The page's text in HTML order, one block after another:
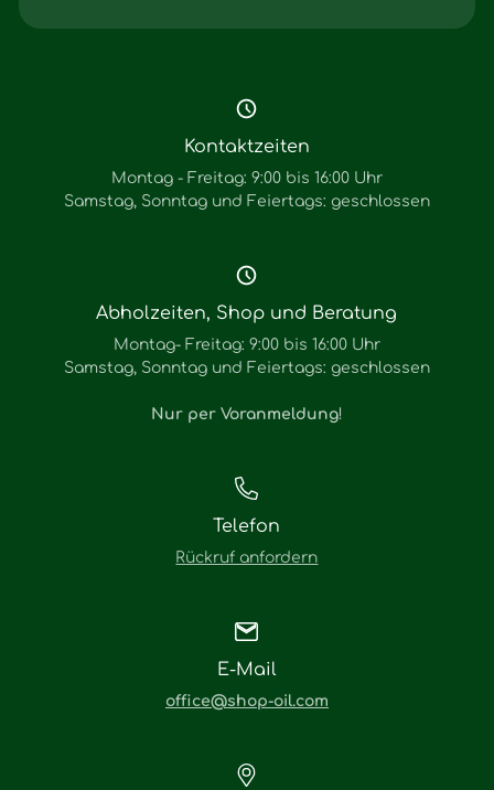
Kontaktzeiten
Montag - Freitag: 9:00 bis 16:00 Uhr
Samstag, Sonntag und Feiertags: geschlossen
Abholzeiten, Shop und Beratung
Montag- Freitag: 9:00 bis 16:00 Uhr
Samstag, Sonntag und Feiertags: geschlossen
Nur per Voranmeldung!
Telefon
Rückruf anfordern
E-Mail
office@shop-oil.com